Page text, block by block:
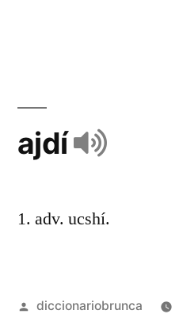
ajdí
1. adv. ucshí.
diccionariobrunca